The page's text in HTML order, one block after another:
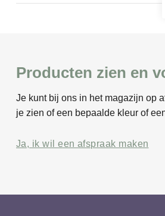
Producten zien en
Je kunt bij ons in het magazijn op
je zien of een bepaalde kleur of
Ja, ik wil een afspraak maken